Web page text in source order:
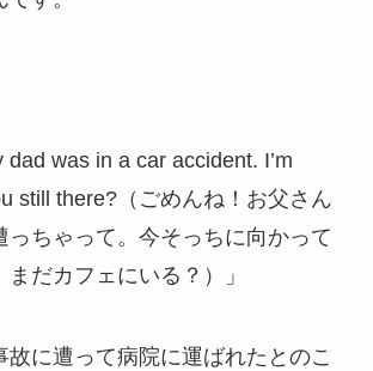
dad was in a car accident. I’m
still there?（ごめんね！お父さん
っちゃって。今そっちに向かって
だカフェにいる？）」
故に遭って病院に運ばれたとのこ